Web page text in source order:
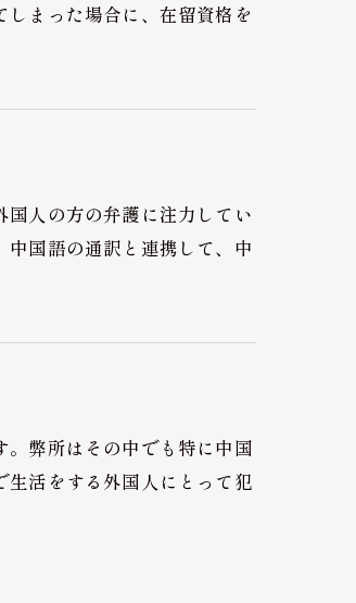
まった場合に、在留資格を
国人の方の弁護に注力してい
国語の通訳と連携して、中
。弊所はその中でも特に中国
生活をする外国人にとって犯